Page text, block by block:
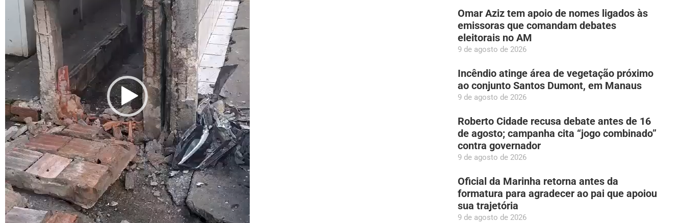
Omar Aziz tem apoio de nomes ligados às
emissoras que comandam debates
eleitorais no AM
9 de agosto de 2026
Incêndio atinge área de vegetação próximo
ao conjunto Santos Dumont, em Manaus
9 de agosto de 2026
Roberto Cidade recusa debate antes de 16
de agosto; campanha cita “jogo combinado”
contra governador
9 de agosto de 2026
Oficial da Marinha retorna antes da
formatura para agradecer ao pai que apoiou
sua trajetória
9 de agosto de 2026